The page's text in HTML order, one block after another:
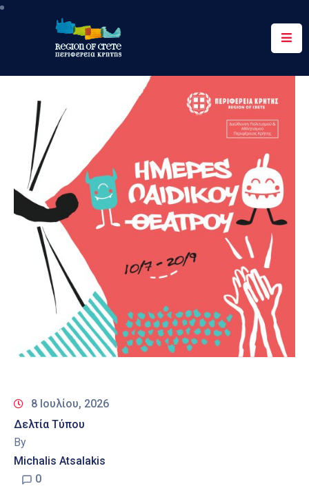
Περιφέρεια
Έργα
Δράσεις
Ψηφιακές
Υπηρεσίες
Επικοινωνία
8 Ιουλίου, 2026
Δελτία Τύπου
By
Michalis Atsalakis
0